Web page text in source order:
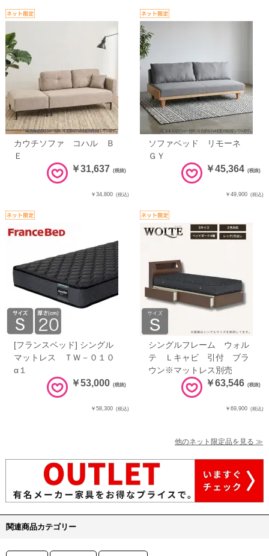
カウチソファ コハル Ｂ
Ｅ
￥31,637 (税抜)
￥34,800 (税込)
ソファベッド リモーネ
ＧＹ
￥45,364 (税抜)
￥49,900 (税込)
[フランスベッド] シングル
マットレス ＴＷ－０１０
α１
￥53,000 (税抜)
￥58,300 (税込)
シングルフレーム ウォル
テ Ｌキャビ 引付 ブラ
ウン※マットレス別売
￥63,546 (税抜)
￥69,900 (税込)
他のネット限定品を見る ≫
関連商品カテゴリー